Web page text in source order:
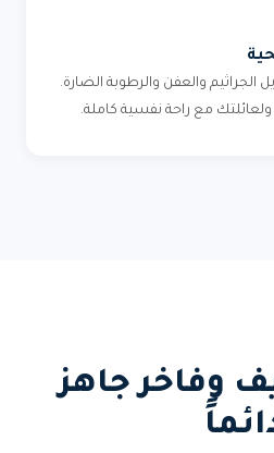
والعفن والرطوبة الضارة.
مع راحة نفسية كاملة.
وفاخر جاهز